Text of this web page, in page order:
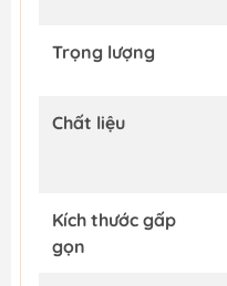
Trọng lượng
Chất liệu
Kích thước gấp
gọn